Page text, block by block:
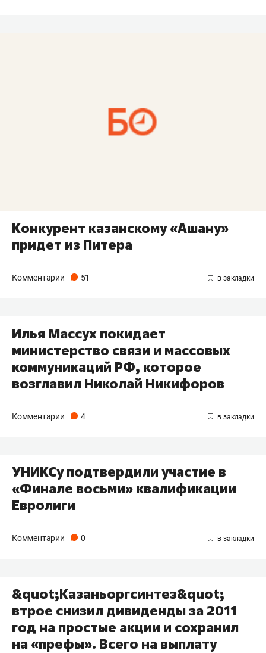
Конкурент казанскому «Ашану»
придет из Питера
Комментарии 51
Илья Массух покидает
министерство связи и массовых
коммуникаций РФ, которое
возглавил Николай Никифоров
Комментарии 4
УНИКСу подтвердили участие в
«Финале восьми» квалификации
Евролиги
Комментарии 0
&quot;Казаньоргсинтез&quot;
втрое снизил дивиденды за 2011
год на простые акции и сохранил
на «префы». Всего на выплату